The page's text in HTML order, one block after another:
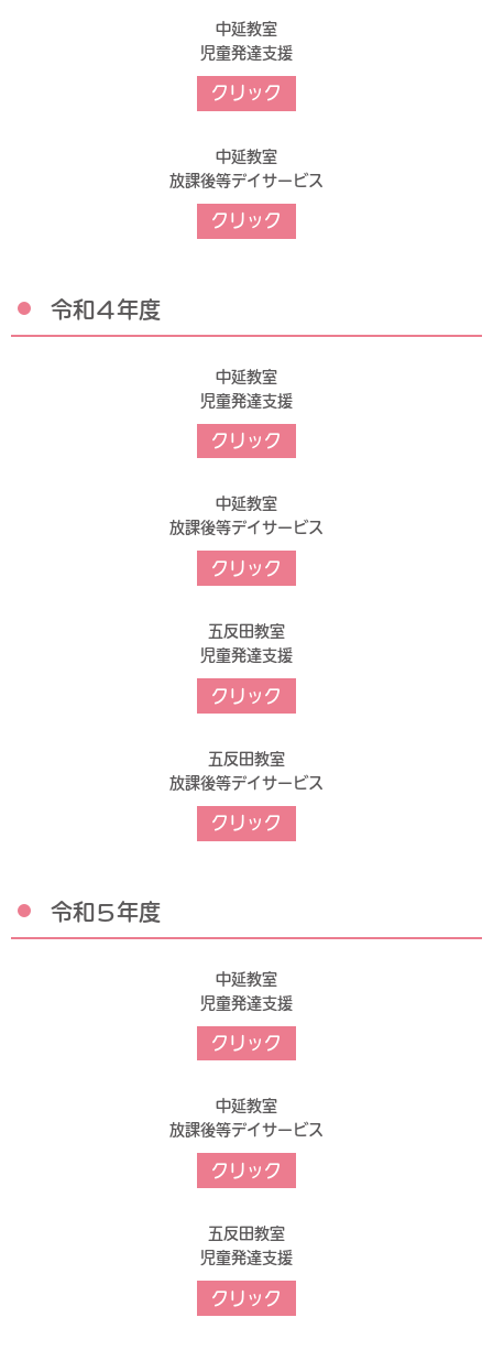
中延教室
児童発達支援
クリック
中延教室
放課後等デイサービス
クリック
令和４年度
中延教室
児童発達支援
クリック
中延教室
放課後等デイサービス
クリック
五反田教室
児童発達支援
クリック
五反田教室
放課後等デイサービス
クリック
令和５年度
中延教室
児童発達支援
クリック
中延教室
放課後等デイサービス
クリック
五反田教室
児童発達支援
クリック